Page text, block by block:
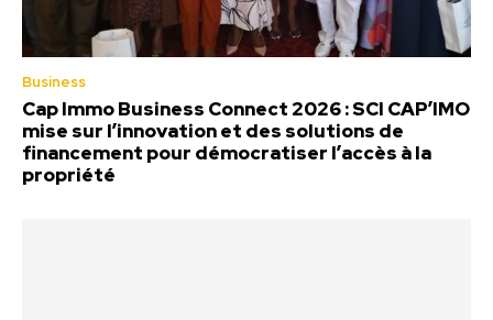
Business
Cap Immo Business Connect 2026 : SCI CAP’IMO
mise sur l’innovation et des solutions de
financement pour démocratiser l’accès à la
propriété